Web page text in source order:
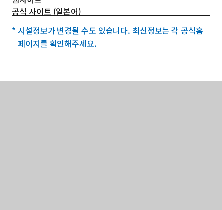
공식 사이트 (일본어)
* 시설정보가 변경될 수도 있습니다. 최신정보는 각 공식홈
페이지를 확인해주세요.